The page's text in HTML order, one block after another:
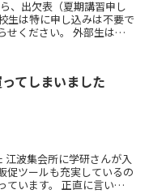
生は特に申し込みは不要で
い。 外部生はい
てしまいました
促ツールも充実しているの
正直に言いま